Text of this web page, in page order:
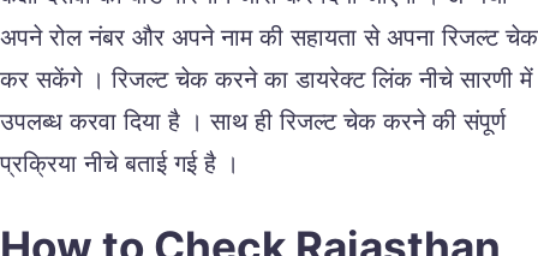
अपने रोल नंबर और अपने नाम की सहायता से अपना रिजल्ट चेक
कर सकेंगे । रिजल्ट चेक करने का डायरेक्ट लिंक नीचे सारणी में
उपलब्ध करवा दिया है । साथ ही रिजल्ट चेक करने की संपूर्ण
प्रक्रिया नीचे बताई गई है ।